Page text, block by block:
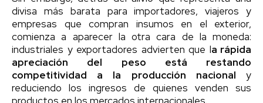
divisa más barata para importadores, viajeros y
empresas que compran insumos en el exterior,
comienza a aparecer la otra cara de la moneda:
industriales y exportadores advierten que la rápida
apreciación del peso está restando
competitividad a la producción nacional y
reduciendo los ingresos de quienes venden sus